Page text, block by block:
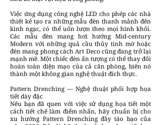
Việc ứng dụng công nghệ LED cho phép các nhà
thiết kế tạo ra những mẫu đèn thanh mảnh đến
kinh ngạc, có thể uốn lượn theo mọi hình khối.
Các mẫu đèn mang hơi hướng Mid-century
Modern với những quả cầu thủy tinh mờ hoặc
đèn mang phong cách Art Deco cũng đang trở lại
mạnh mẽ. Một chiếc đèn ấn tượng có thể thay đổi
hoàn toàn diện mạo của cả căn phòng, biến nó
thành một không gian nghệ thuật đích thực.
Pattern Drenching — Nghệ thuật phối hợp họa
tiết dày đặc
Nếu bạn đã quen với việc sử dụng họa tiết một
cách tiết chế làm điểm nhấn, hãy chuẩn bị cho
xu hướng Pattern Drenching đầy táo bạo của